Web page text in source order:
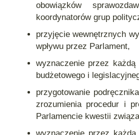
obowiązków
koordynatorów grup
przyjęcie wewnętrznych
wpływu przez Parlament,
wyznaczenie przez
budżetowego i
przygotowanie
zrozumienia procedur i
Parlamencie kwestii